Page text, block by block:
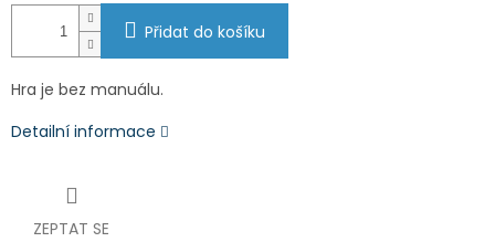
Přidat do košíku
Hra je bez manuálu.
Detailní informace
ZEPTAT SE